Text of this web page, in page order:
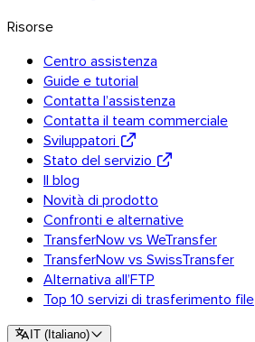
Prova l’API
API TransferNow
Automatizza i tuoi trasferimenti — prova
gratuita.
Scopri l’API
Tutorial e guide
Inviare ogni tipo di file
Il blog
Assistenza & FAQ
Contatta l’assistenza
Lingue disponibili
Stato del servizio
Risorse
Centro assistenza
Guide e tutorial
Contatta l’assistenza
Contatta il team commerciale
Sviluppatori
Stato del servizio
Il blog
Novità di prodotto
Confronti e alternative
TransferNow vs WeTransfer
TransferNow vs SwissTransfer
Alternativa all’FTP
Top 10 servizi di trasferimento file
IT(Italiano)